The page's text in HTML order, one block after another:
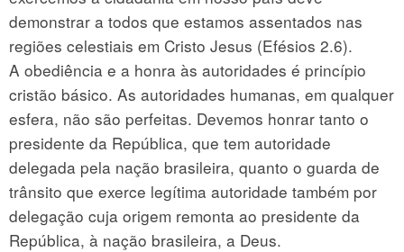
demonstrar a todos que estamos assentados nas
regiões celestiais em Cristo Jesus (Efésios 2.6).
A obediência e a honra às autoridades é princípio
cristão básico. As autoridades humanas, em qualquer
esfera, não são perfeitas. Devemos honrar tanto o
presidente da República, que tem autoridade
delegada pela nação brasileira, quanto o guarda de
trânsito que exerce legítima autoridade também por
delegação cuja origem remonta ao presidente da
República, à nação brasileira, a Deus.